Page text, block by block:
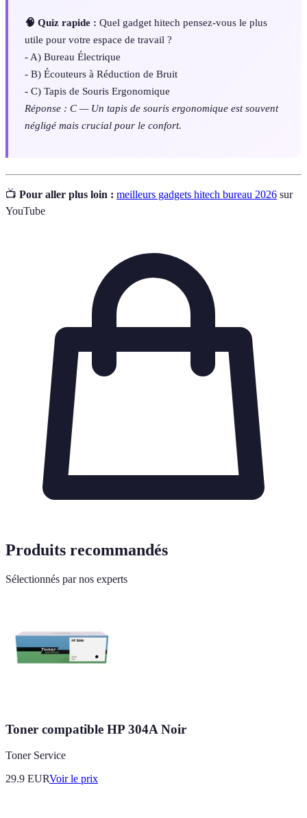
🧠 Quiz rapide : Quel gadget hitech pensez-vous le plus
utile pour votre espace de travail ?
- A) Bureau Électrique
- B) Écouteurs à Réduction de Bruit
- C) Tapis de Souris Ergonomique
Réponse : C — Un tapis de souris ergonomique est souvent
négligé mais crucial pour le confort.
📺 Pour aller plus loin : meilleurs gadgets hitech bureau 2026 sur
YouTube
Produits recommandés
Sélectionnés par nos experts
Toner compatible HP 304A Noir
Toner Service
29.9 EURVoir le prix